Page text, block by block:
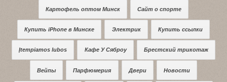
Картофель оптом Минск Сайт о спорте
Купить iPhone в Минске Электрик Купить ссылки
Įtempiamos lubos Кафе У Сяброу Брестский трикотаж
Вейпы Парфюмерия Двери Новости